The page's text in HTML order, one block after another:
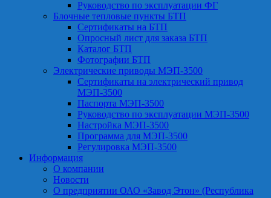
Руководство по эксплуатации ФГ
Блочные тепловые пункты БТП
Сертификаты на БТП
Опросный лист для заказа БТП
Каталог БТП
Фотографии БТП
Электрические приводы МЭП-3500
Сертификаты на электрический привод
МЭП-3500
Паспорта МЭП-3500
Руководство по эксплуатации МЭП-3500
Настройка МЭП-3500
Программа для МЭП-3500
Регулировка МЭП-3500
Информация
О компании
Новости
О предприятии ОАО «Завод Этон» (Республика